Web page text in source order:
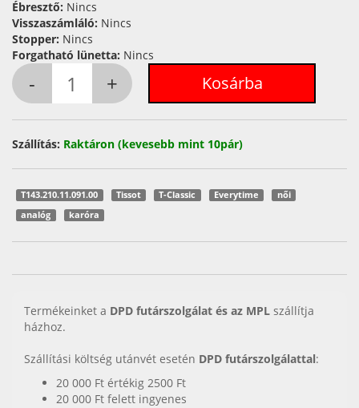
Ébresztő: Nincs
Visszaszámláló: Nincs
Stopper: Nincs
Forgatható lünetta: Nincs
Szállítás: Raktáron (kevesebb mint 10pár)
T143.210.11.091.00 Tissot T-Classic Everytime
női
analóg
karóra
Termékeinket a DPD futárszolgálat és az MPL szállítja
házhoz.
Szállítási költség utánvét esetén DPD futárszolgálattal:
20 000 Ft értékig 2500 Ft
20 000 Ft felett ingyenes